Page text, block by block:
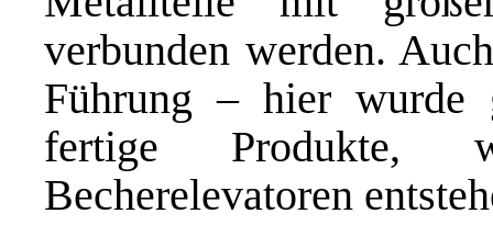
verbunden werden.
Führung – hier wurde
fertige Produkte,
Becherelevatoren